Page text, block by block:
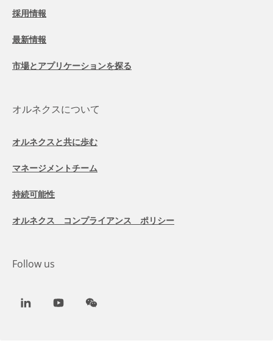
採用情報
最新情報
市場とアプリケーションを探る
オルネクスについて
オルネクスと共に歩む
マネージメントチーム
持続可能性
オルネクス コンプライアンス ポリシー
Follow us
LinkedInYoutubeWeChat